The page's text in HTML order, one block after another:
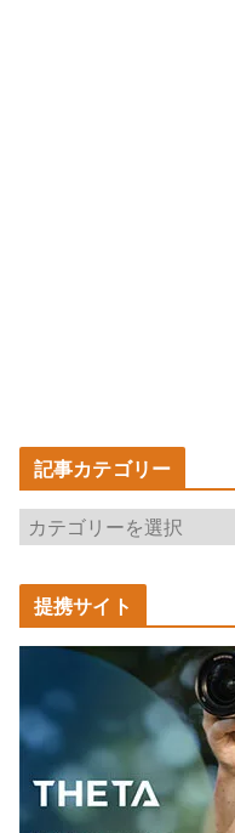
記事カテゴリー
記
事
カ
テ
ゴ
ー
提携サイト